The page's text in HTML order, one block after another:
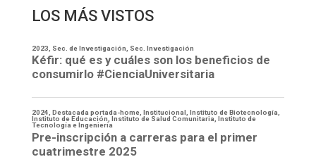
LOS MÁS VISTOS